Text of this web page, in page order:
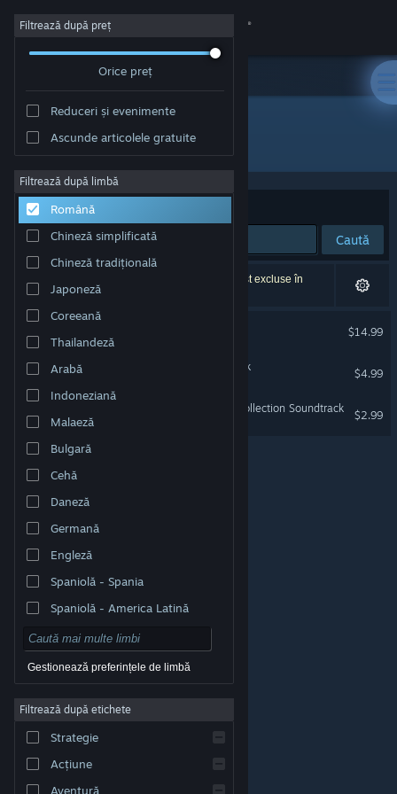
Conectează-te
Despre
Asistență
Schimbă limba
Vezi site în versiunea pentru desktop
© Valve Corporation. Toate drepturile rezervate. Toate
respectivi în SUA și celelalte țări.
Acordul Steam pentru abonați
Cookie-uri
Filtrează după preț
Orice preț
Reduceri și evenimente
Ascunde articolele gratuite
Filtrează după limbă
Română
Chineză simplificată
Chineză tradițională
Japoneză
Coreeană
Thailandeză
Arabă
Indoneziană
Malaeză
Bulgară
Cehă
Daneză
Germană
Engleză
Spaniolă - Spania
Spaniolă - America Latină
Gestionează preferințele de limbă
Filtrează după etichete
Strategie
Acțiune
Aventură
Dezvoltator: Lucas Paakh
Sortează după
Caută
3 rezultate corespund căutării tale. 3 titluri au fost excluse în
funcție de preferințele tale.
$14.99
William and Sly Soundtrack
$4.99
William and Sly: Classic Collection Soundtrack
$2.99